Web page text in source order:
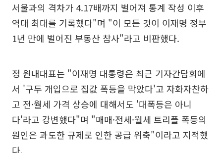
서울과의 격차가 4.17배까지 벌어져 통계 작성 이후
역대 최대를 기록했다"며 "이 모든 것이 이재명 정부
1년 만에 벌어진 부동산 참사"라고 비판했다.
정 원내대표는 "이재명 대통령은 최근 기자간담회에
서 '구두 개입으로 집값 폭등을 막았다'고 자화자찬하
고 전·월세 가격 상승에 대해서도 '대폭등은 아니
다'라고 강변했다"며 "매매·전세·월세 트리플 폭등의
원인은 과도한 규제로 인한 공급 위축"이라고 지적했
다.